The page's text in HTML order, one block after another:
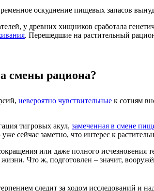
оскуднение пищевых запасов
у древних хищников сработала
. Перешедшие на растительный
смены рациона?
невероятно чувствительные к сотням
тигровых акул, замеченная в смене
сейчас заметно, что интерес к
или даже полного исчезновения
жизни. Что ж, подготовлен – значит,
следит за ходом исследований и